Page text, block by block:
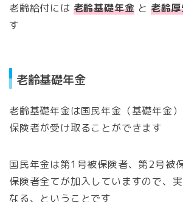
老齢給付には 老齢基礎年金 と 老齢
す
老齢基礎年金
老齢基礎年金は国民年金（基礎年金
保険者が受け取ることができます
国民年金は第1号被保険者、第2号被
保険者全てが加入していますので、
なる、ということです